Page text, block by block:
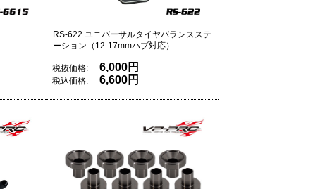
RS-622 ユニバーサルタイヤバランスステ
ーション（12‐17mmハブ対応）
税抜価格: 6,000円
税込価格: 6,600円